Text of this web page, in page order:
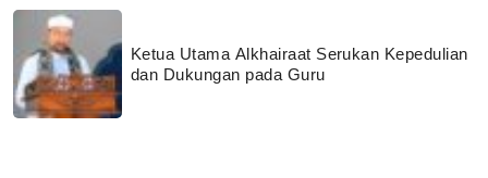
Ketua Utama Alkhairaat Serukan Kepedulian
dan Dukungan pada Guru